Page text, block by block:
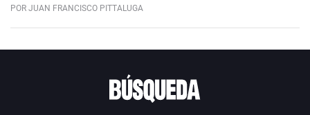
POR JUAN FRANCISCO PITTALUGA